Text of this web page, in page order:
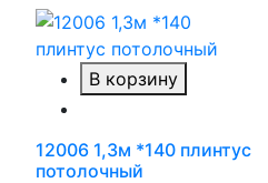
В корзину
12006 1,3м *140 плинтус
потолочный